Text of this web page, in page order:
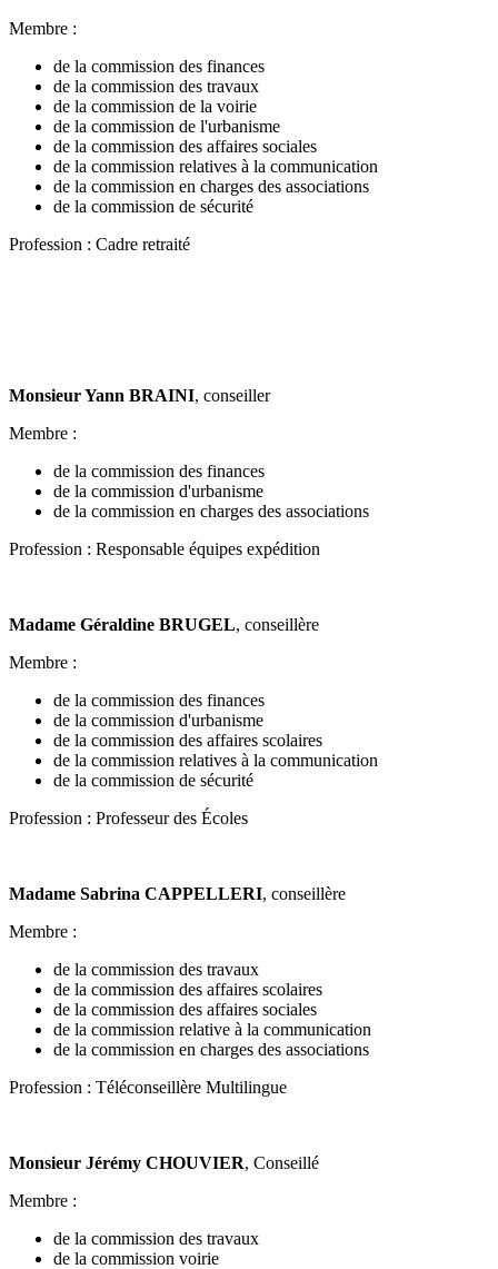
Membre :
de la commission des finances
de la commission des travaux
de la commission de la voirie
de la commission de l'urbanisme
de la commission des affaires sociales
de la commission relatives à la communication
de la commission en charges des associations
de la commission de sécurité
Profession : Cadre retraité
Monsieur Yann BRAINI, conseiller
Membre :
de la commission des finances
de la commission d'urbanisme
de la commission en charges des associations
Profession : Responsable équipes expédition
Madame Géraldine BRUGEL, conseillère
Membre :
de la commission des finances
de la commission d'urbanisme
de la commission des affaires scolaires
de la commission relatives à la communication
de la commission de sécurité
Profession : Professeur des Écoles
Madame Sabrina CAPPELLERI, conseillère
Membre :
de la commission des travaux
de la commission des affaires scolaires
de la commission des affaires sociales
de la commission relative à la communication
de la commission en charges des associations
Profession : Téléconseillère Multilingue
Monsieur Jérémy CHOUVIER, Conseillé
Membre :
de la commission des travaux
de la commission voirie